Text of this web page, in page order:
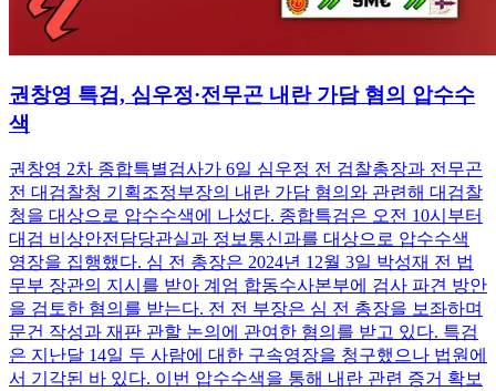
권창영 특검, 심우정·전무곤 내란 가담 혐의 압수수
색
권창영 2차 종합특별검사가 6일 심우정 전 검찰총장과 전무곤
전 대검찰청 기획조정부장의 내란 가담 혐의와 관련해 대검찰
청을 대상으로 압수수색에 나섰다. 종합특검은 오전 10시부터
대검 비상안전담당관실과 정보통신과를 대상으로 압수수색
영장을 집행했다. 심 전 총장은 2024년 12월 3일 박성재 전 법
무부 장관의 지시를 받아 계엄 합동수사본부에 검사 파견 방안
을 검토한 혐의를 받는다. 전 전 부장은 심 전 총장을 보좌하며
문건 작성과 재판 관할 논의에 관여한 혐의를 받고 있다. 특검
은 지난달 14일 두 사람에 대한 구속영장을 청구했으나 법원에
서 기각된 바 있다. 이번 압수수색을 통해 내란 관련 증거 확보